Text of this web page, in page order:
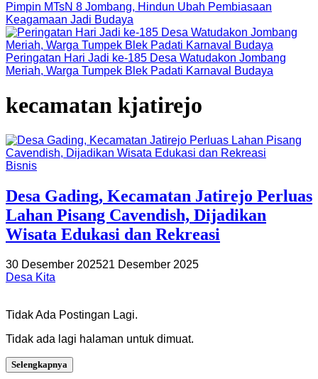
Pimpin MTsN 8 Jombang, Hindun Ubah Pembiasaan
Keagamaan Jadi Budaya
Peringatan Hari Jadi ke-185 Desa Watudakon Jombang
Meriah, Warga Tumpek Blek Padati Karnaval Budaya
kecamatan kjatirejo
Bisnis
Desa Gading, Kecamatan Jatirejo Perluas
Lahan Pisang Cavendish, Dijadikan
Wisata Edukasi dan Rekreasi
30 Desember 202521 Desember 2025
Desa Kita
Tidak Ada Postingan Lagi.
Tidak ada lagi halaman untuk dimuat.
Selengkapnya